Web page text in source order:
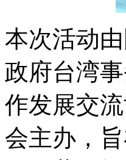
本次活动
政府台湾
作发展交
会主办，